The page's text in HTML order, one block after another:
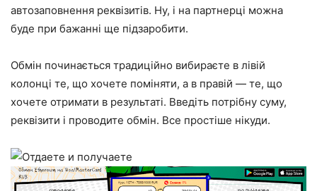
автозаповнення реквізитів. Ну, і на партнерці можна
буде при бажанні ще підзаробити.
Обмін починається традиційно вибираєте в лівій
колонці те, що хочете поміняти, а в правій — те, що
хочете отримати в результаті. Введіть потрібну суму,
реквізити і проводите обмін. Все простіше нікуди.